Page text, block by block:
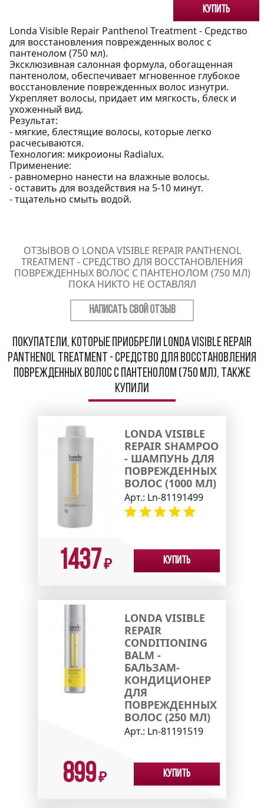
Купить
Londa Visible Repair Panthenol Treatment - Средство
для восстановления поврежденных волос с
пантенолом (750 мл).
Эксклюзивная салонная формула, обогащенная
пантенолом, обеспечивает мгновенное глубокое
восстановление поврежденных волос изнутри.
Укрепляет волосы, придает им мягкость, блеск и
ухоженный вид.
Результат:
- мягкие, блестящие волосы, которые легко
расчесываются.
Технология: микроионы Radialux.
Применение:
- равномерно нанести на влажные волосы.
- оставить для воздействия на 5-10 минут.
- тщательно смыть водой.
ОТЗЫВОВ О LONDA VISIBLE REPAIR PANTHENOL
TREATMENT - СРЕДСТВО ДЛЯ ВОССТАНОВЛЕНИЯ
ПОВРЕЖДЕННЫХ ВОЛОС С ПАНТЕНОЛОМ (750 МЛ)
ПОКА НИКТО НЕ ОСТАВЛЯЛ
НАПИСАТЬ СВОЙ ОТЗЫВ
Покупатели, которые приобрели Londa Visible Repair
Panthenol Treatment - Средство для восстановления
поврежденных волос с пантенолом (750 мл), также
купили
LONDA VISIBLE
REPAIR SHAMPOO
- ШАМПУНЬ ДЛЯ
ПОВРЕЖДЕННЫХ
ВОЛОС (1000 МЛ)
Арт.: Ln-81191499
1437₽ Купить
LONDA VISIBLE
REPAIR
CONDITIONING
BALM -
БАЛЬЗАМ-
КОНДИЦИОНЕР
ДЛЯ
ПОВРЕЖДЕННЫХ
ВОЛОС (250 МЛ)
Арт.: Ln-81191519
899₽ Купить